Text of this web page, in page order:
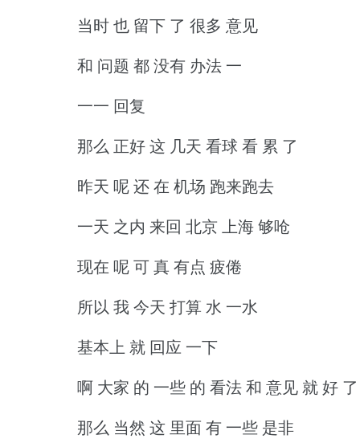
当时 也 留下 了 很多 意见
和 问题 都 没有 办法 一
一一 回复
那么 正好 这 几天 看球 看 累 了
昨天 呢 还 在 机场 跑来跑去
一天 之内 来回 北京 上海 够呛
现在 呢 可 真 有点 疲倦
所以 我 今天 打算 水 一水
基本上 就 回应 一下
啊 大家 的 一些 的 看法 和 意见 就 好 了
那么 当然 这 里面 有 一些 是非